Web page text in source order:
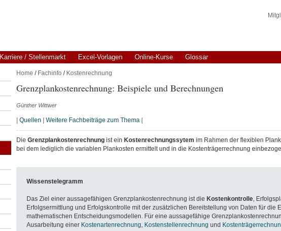
Karriere / Stellenmarkt Excel-Vorlagen Online-Kurse Glossar
Home / Fachinfo / Kostenrechnung
Grenzplankostenrechnung: Beispiele und Berechnungen
Günther Wittwer
Quellen Weitere Fachbeiträge zum Thema
Die Grenzplankostenrechnungist ein Kostenrechnungssytem im Rahmen der flexiblen
bei dem lediglich die variablen Plankosten ermittelt und in die Kostenträgerrechnung
Wissenstelegramm
Das Ziel einer aussagefähigen Grenzplankostenrechnung ist die Kostenkontrolle,
Erfolgsermittlung und Erfolgskontrolle mit der zusätzlichen Bereitstellung von Daten für die
mathematischen Entscheidungsmodellen. Für eine aussagefähige
Ausarbeitung einer Kostenartenrechnung, Kostenstellenrechnung und